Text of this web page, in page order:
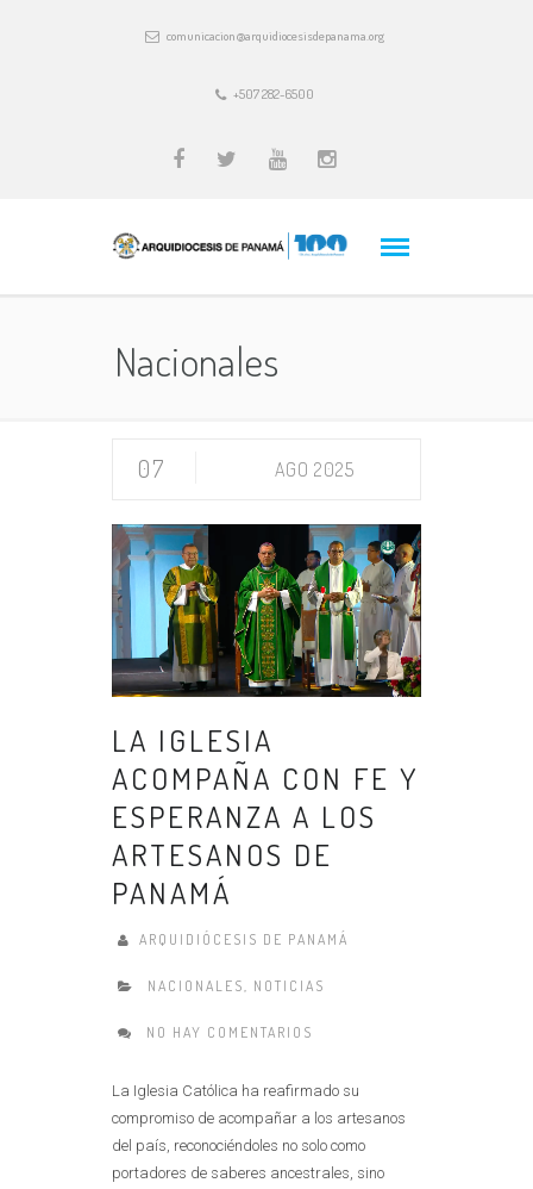
comunicacion@arquidiocesisdepanama.org
+507 282-6500
Nacionales
07 AGO 2025
LA IGLESIA
ACOMPAÑA CON FE Y
ESPERANZA A LOS
ARTESANOS DE
PANAMÁ
ARQUIDIÓCESIS DE PANAMÁ
NACIONALES NOTICIAS
NO HAY COMENTARIOS
La Iglesia Católica ha reafirmado su
compromiso de acompañar a los artesanos
del país, reconociéndoles no solo como
portadores de saberes ancestrales, sino